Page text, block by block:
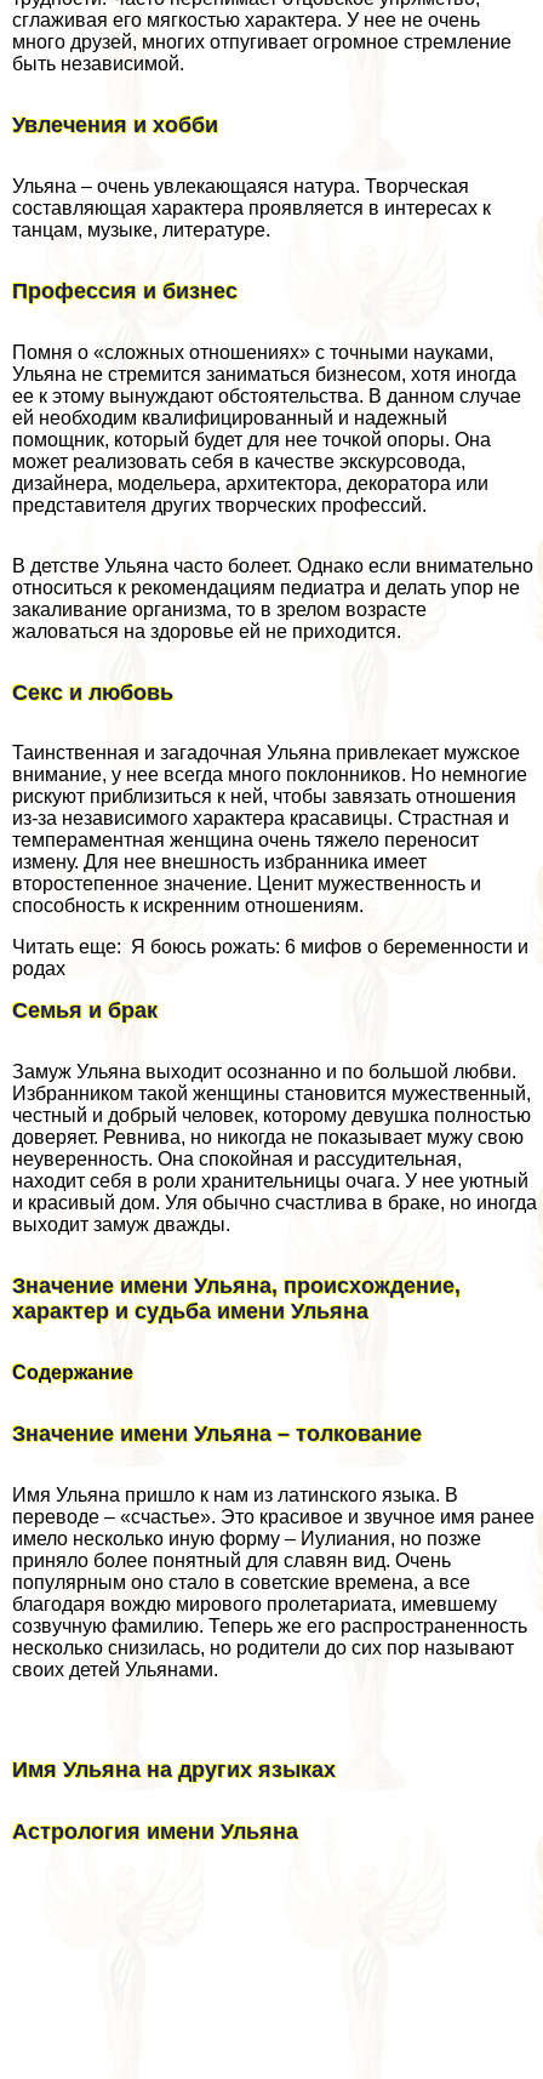
сглаживая его мягкостью хаpaктера. У нее не очень
много друзей, многих отпугивает огромное стремление
быть независимой.
Увлечения и хобби
Ульяна – очень увлекающаяся натура. Творческая
составляющая хаpaктера проявляется в интересах к
танцам, музыке, литературе.
Профессия и бизнес
Помня о «сложных отношениях» с точными науками,
Ульяна не стремится заниматься бизнесом, хотя иногда
ее к этому вынуждают обстоятельства. В данном случае
ей необходим квалифицированный и надежный
помощник, который будет для нее точкой опоры. Она
может реализовать себя в качестве экскурсовода,
дизайнера, модельера, архитектора, декоратора или
представителя других творческих профессий.
В детстве Ульяна часто болеет. Однако если внимательно
относиться к рекомендациям педиатра и делать упор не
закаливание организма, то в зрелом возрасте
жаловаться на здоровье ей не приходится.
Сeкc и любовь
Таинственная и загадочная Ульяна привлекает мужское
внимание, у нее всегда много поклонников. Но немногие
рискуют приблизиться к ней, чтобы завязать отношения
из-за независимого хаpaктера красавицы. Страстная и
темпераментная женщина очень тяжело переносит
измену. Для нее внешность избранника имеет
второстепенное значение. Ценит мужественность и
способность к искренним отношениям.
Читать еще: Я боюсь рожать: 6 мифов о беременности и
родах
Семья и бpaк
Замуж Ульяна выходит осознанно и по большой любви.
Избранником такой женщины становится мужественный,
честный и добрый человек, которому дeвyшка полностью
доверяет. Ревнива, но никогда не показывает мужу свою
неуверенность. Она спокойная и рассудительная,
находит себя в роли хранительницы очага. У нее уютный
и красивый дом. Уля обычно счастлива в бpaке, но иногда
выходит замуж дважды.
Значение имени Ульяна, происхождение,
хаpaктер и судьба имени Ульяна
Содержание
Значение имени Ульяна – толкование
Имя Ульяна пришло к нам из латинского языка. В
переводе – «счастье». Это красивое и звучное имя ранее
имело несколько иную форму – Иулиания, но позже
приняло более понятный для славян вид. Очень
популярным оно стало в советские времена, а все
благодаря вождю мирового пролетариата, имевшему
созвучную фамилию. Теперь же его распространенность
несколько снизилась, но родители до сих пор называют
своих детей Ульянами.
Имя Ульяна на других языках
Астрология имени Ульяна